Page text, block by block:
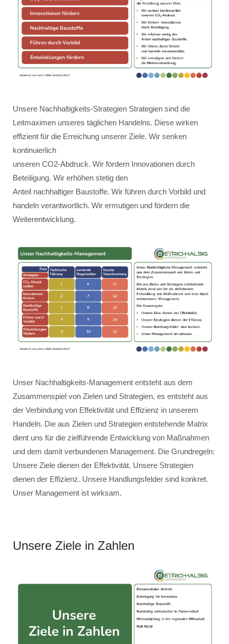
Unsere Nachhaltigkeits-Strategien Strategien sind die
Leitmaximen unseres täglichen Handelns. Diese wirken
effizient für die Erreichung unserer Ziele. Wir senken
kontinuierlich
unseren CO2-Abdruck. Wir fördern Innovationen durch
Beteiligung. Wir erhöhen stetig den
Anteil nachhaltiger Baustoffe. Wir führen durch Vorbild und
handeln verantwortlich. Wir ermutigen und fördern die
Weiterentwicklung.
Unser Nachhaltigkeits-Management entsteht aus dem
Zusammenspiel von Zielen und Strategien, es entsteht aus
der Verbindung von Effektivität und Effizienz in unserem
Handeln. Die aus Zielen und Strategien entstehende Matrix
dient uns für die zielführende Entwicklung von Maßnahmen
und dem damit verbundenen Management. Die Grundregeln:
Unsere Ziele dienen der Effektivität. Unsere Strategien
dienen der Effizienz. Unsere Handlungsfelder sind konkret.
Unser Management ist wirksam.
Unsere Ziele in Zahlen